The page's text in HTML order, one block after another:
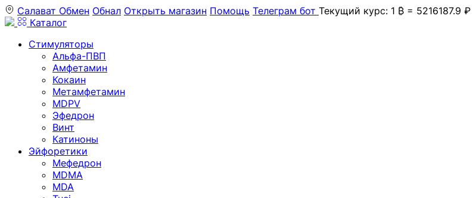
Салават Обмен Обнал Открыть магазин Помощь Телеграм бот Текущий курс: 1 ₿ = 5216187.9 ₽
Каталог
Стимуляторы
Альфа-ПВП
Амфетамин
Кокаин
Метамфетамин
MDPV
Эфедрон
Винт
Катиноны
Эйфоретики
Мефедрон
MDMA
MDA